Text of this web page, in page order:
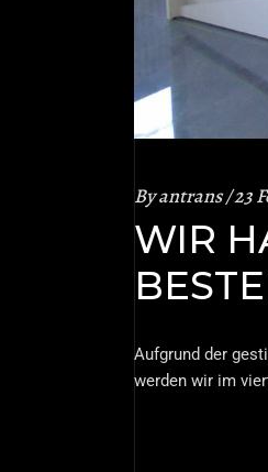
Byantrans 23
WIR
Aufgrund der
werden wir im